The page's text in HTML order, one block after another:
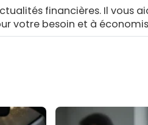
financières. Il vous
votre besoin et à